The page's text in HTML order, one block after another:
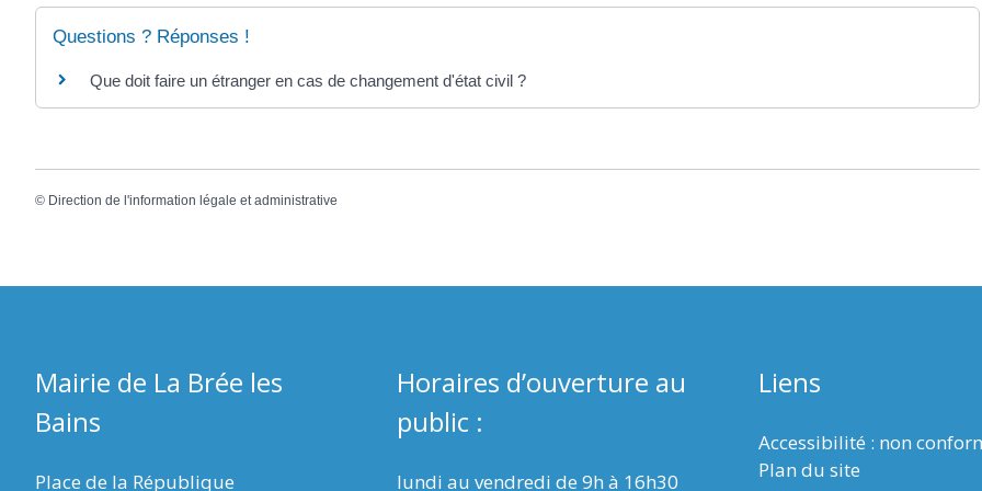
Questions ? Réponses !
Que doit faire un étranger en cas de changement d'état civil ?
© Direction de l'information légale et administrative
Mairie de La Brée les
Bains
Place de la République
Horaires d’ouverture au
public :
lundi au vendredi de 9h à 16h30
Liens
Accessibilité : non
Plan du site